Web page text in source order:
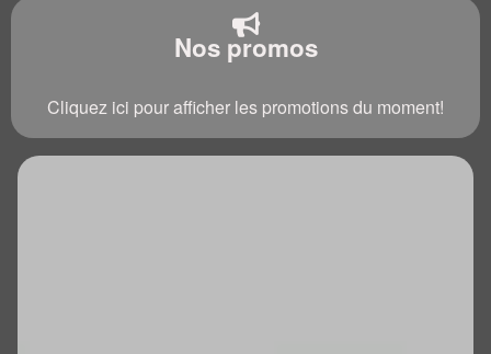
Nos promos
Cliquez ici pour afficher les promotions du moment!